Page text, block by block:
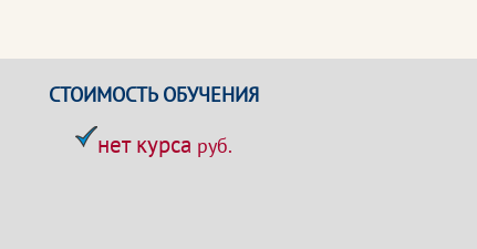
СТОИМОСТЬ ОБУЧЕНИЯ
нет курса руб.